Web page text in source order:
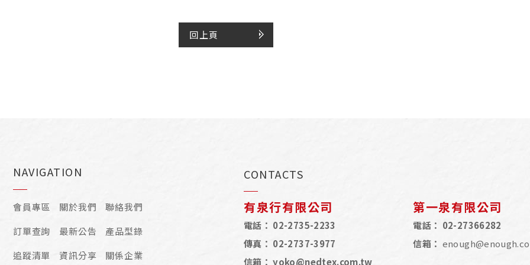
回上頁
CONTACTS
有泉行有限公司
電話： 02-2735-2233
傳真： 02-2737-3977
信箱：yoko@nedtex.com.tw
第一泉有限公司
電話： 02-27366282
信箱：
NAVIGATION
會員專區
訂單查詢
追蹤清單
關於我們
最新公告
資訊分享
聯絡我們
產品型錄
關係企業